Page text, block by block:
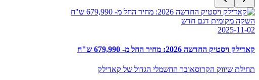
השקה מקומית דגם חדש
2025-11-02
קאדילק ויסטיק החדשה 2026: מחיר החל מ- 679,990 ש"ח
תחילת שיווק הקרוסאובר החשמלי הגדול של קאדילק